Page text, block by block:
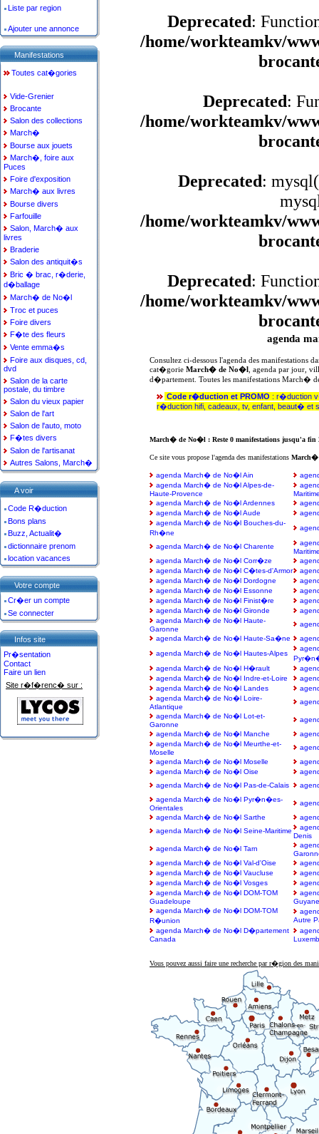
Deprecated:
/home/workteamkv/
Deprecated:
/home/workteamkv/
Deprecated:
/home/workteamkv/
Deprecated:
/home/workteamkv/
agenda
Consultez ci-dessous l'agenda des manifestations
cat�gorie March� de No�l
, agenda par jour,
d�partement. Toutes les manifestations March�
Code r�duction et PROMO : r�duction
r�duction hifi, cadeaux, tv, enfant, beaut� et
March� de No�l : Reste 0 manifestations jusqu'a fin
Ce site vous propose l'agenda des manifestations
agenda March� de No�l Ain
agenda March� de No�l Alpes-de-
Haute-Provence
agenda March� de No�l Ardennes
agenda March� de No�l Aude
agenda March� de No�l Bouches-du-
Rh�ne
agenda March� de No�l Charente
agenda March� de No�l Corr�ze
agenda March� de No�l C�tes-d'Armor
agenda March� de No�l Dordogne
agenda March� de No�l Essonne
agenda March� de No�l Finist�re
agenda March� de No�l Gironde
agenda March� de No�l Haute-
Garonne
agenda March� de No�l Haute-Sa�ne
agenda March� de No�l Hautes-Alpes
agenda March� de No�l H�rault
agenda March� de No�l Indre-et-Loire
agenda March� de No�l Landes
agenda March� de No�l Loire-
Atlantique
agenda March� de No�l Lot-et-
Garonne
agenda March� de No�l Manche
agenda March� de No�l Meurthe-et-
Moselle
agenda March� de No�l Moselle
agenda March� de No�l Oise
agenda March� de No�l Pas-de-Calais
agenda March� de No�l Pyr�n�es-
Orientales
agenda March� de No�l Sarthe
agenda March� de No�l Seine-Maritime
Denis
agenda March� de No�l Tarn
agenda March� de No�l Val-d'Oise
agenda March� de No�l Vaucluse
agenda March� de No�l Vosges
agenda March� de No�l DOM-TOM
Guadeloupe
Guyane
agenda March� de No�l DOM-TOM
R�union
Autre
agenda March� de No�l D�partement
Canada
Vous pouvez aussi faire une recherche par r�gion des
Liste par region
Ajouter une annonce
Manifestations
Toutes cat�gories
Vide-Grenier
Brocante
Salon des collections
March�
Bourse aux jouets
March�, foire aux
Puces
Foire d'exposition
March� aux livres
Bourse divers
Farfouille
Salon, March� aux
livres
Braderie
Salon des antiquit�s
Bric � brac, r�derie,
d�ballage
March� de No�l
Troc et puces
Foire divers
F�te des fleurs
Vente emma�s
Foire aux disques, cd,
dvd
Salon de la carte
postale, du timbre
Salon du vieux papier
Salon de l'art
Salon de l'auto, moto
F�tes divers
Salon de l'artisanat
Autres Salons, March�
A voir
Code R�duction
Bons plans
Buzz, Actualit�
dictionnaire prenom
location vacances
Votre compte
Cr�er un compte
Se connecter
Infos site
Pr�sentation
Contact
Faire un lien
Site r�f�renc� sur :